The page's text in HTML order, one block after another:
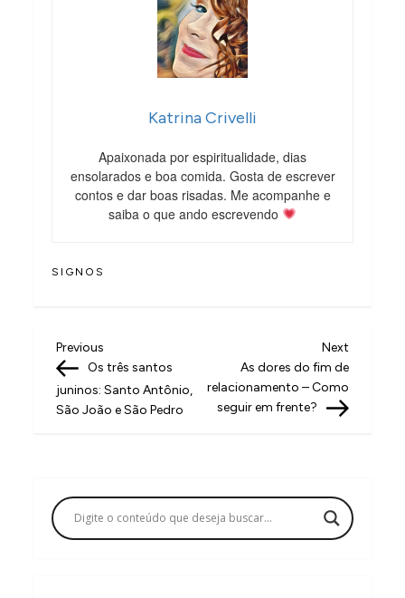
Katrina Crivelli
Apaixonada por espiritualidade, dias
ensolarados e boa comida. Gosta de escrever
contos e dar boas risadas. Me acompanhe e
saiba o que ando escrevendo
SIGNOS
N
a
v
a
ç
Previous
Post
Previous
Os três santos
juninos: Santo Antônio,
São João e São Pedro
Next
Post
Next
As dores do fim de
relacionamento – Como
seguir em frente?